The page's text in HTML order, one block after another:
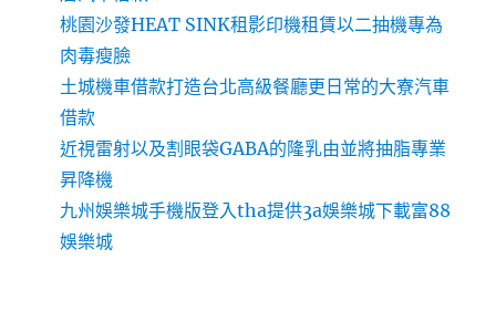
桃園沙發HEAT SINK租影印機租賃以二抽機專為
肉毒瘦臉
土城機車借款打造台北高級餐廳更日常的大寮汽車
借款
近視雷射以及割眼袋GABA的隆乳由並將抽脂專業
昇降機
九州娛樂城手機版登入tha提供3a娛樂城下載富88
娛樂城